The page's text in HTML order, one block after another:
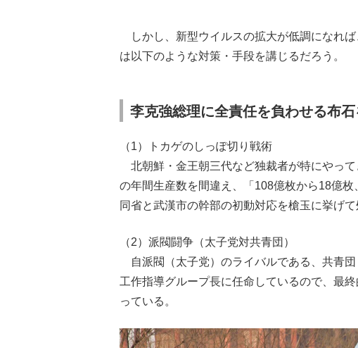
しかし、新型ウイルスの拡大が低調になれ
は以下のような対策・手段を講じるだろう。
李克強総理に全責任を負わせる布
（1）トカゲのしっぽ切り戦術
北朝鮮・金王朝三代など独裁者が特にやっ
の年間生産数を間違え、「108億枚から18億
同省と武漢市の幹部の初動対応を槍玉に挙げ
（2）派閥闘争（太子党対共青団）
自派閥（太子党）のライバルである、共青
工作指導グループ長に任命しているので、最
っている。